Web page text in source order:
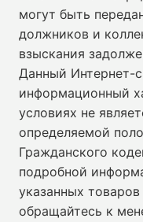
могут быть
должников и
взыскания
Данный Интернет-
информационный
условиях не
определяемой
Гражданского
подробной
указанных
обращайтесь к